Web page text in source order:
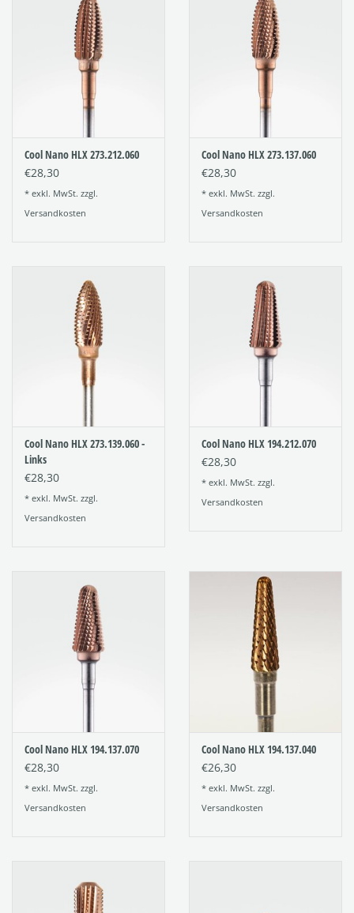
Cool Nano HLX 273.212.060
€28,30
* exkl. MwSt. zzgl.
Versandkosten
Cool Nano HLX 273.137.060
€28,30
* exkl. MwSt. zzgl.
Versandkosten
Cool Nano HLX 273.139.060 -
Links
€28,30
* exkl. MwSt. zzgl.
Versandkosten
Cool Nano HLX 194.212.070
€28,30
* exkl. MwSt. zzgl.
Versandkosten
Cool Nano HLX 194.137.070
€28,30
* exkl. MwSt. zzgl.
Versandkosten
Cool Nano HLX 194.137.040
€26,30
* exkl. MwSt. zzgl.
Versandkosten